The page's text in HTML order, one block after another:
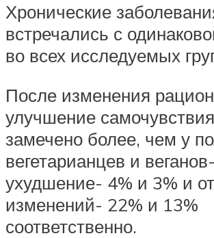
Хронические
встречались с
во всех исследуемых
После изменения
улучшение
замечено более, чем у
вегетарианцев и
ухудшение- 4% и 3% и
изменений- 22% и 13%
соответственно.